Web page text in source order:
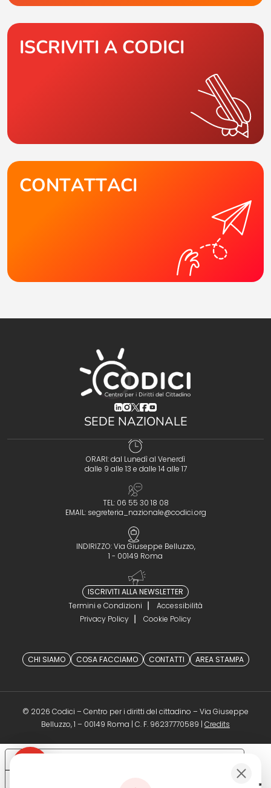
ISCRIVITI A CODICI
CONTATTACI
(opens in a new tab)
(opens in a new tab)
(opens in a new tab)
(opens in a new tab)
(opens in a new tab)
SEDE NAZIONALE
ORARI: dal Lunedì al Venerdì
dalle 9 alle 13 e dalle 14 alle 17
TEL: 06 55 30 18 08
EMAIL: segreteria_nazionale@codici.org
INDIRIZZO: Via Giuseppe Belluzzo,
1 - 00149 Roma
ISCRIVITI ALLA NEWSLETTER
Termini e Condizioni
Accessibilità
Privacy Policy
Cookie Policy
CHI SIAMO COSA FACCIAMO CONTATTI AREA STAMPA
© 2026 Codici – Centro per i diritti del cittadino – Via Giuseppe
Belluzzo, 1 – 00149 Roma | C. F. 96237770589 | Credits